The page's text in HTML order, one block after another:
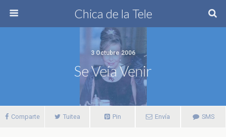
Chica de la Tele
3 Octubre 2006
Se Veía Venir
Comparte Tuitea Pin Envía SMS